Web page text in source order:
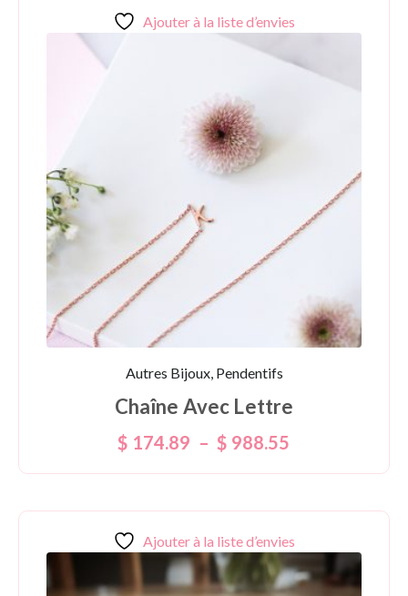
Ajouter à la liste d’envies
Autres Bijoux, Pendentifs
Chaîne Avec Lettre
$ 174.89 – $ 988.55
Ajouter à la liste d’envies